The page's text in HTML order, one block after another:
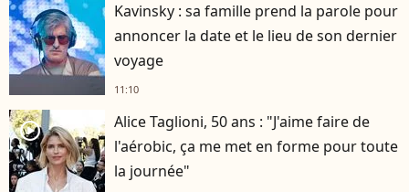
Kavinsky : sa famille prend la parole pour
annoncer la date et le lieu de son dernier
voyage
11:10
player2
Alice Taglioni, 50 ans : "J'aime faire de
l'aérobic, ça me met en forme pour toute
la journée"